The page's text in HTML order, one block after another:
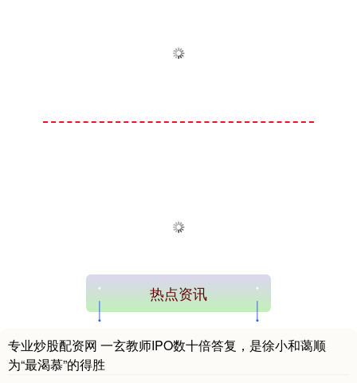
热点资讯
专业炒股配资网 一玄教师IPO数十倍答复，是徐小和蔼顺
为“最渴慕”的得胜